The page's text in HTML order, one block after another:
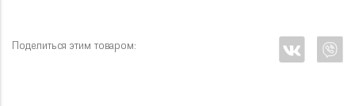
Поделиться этим товаром: